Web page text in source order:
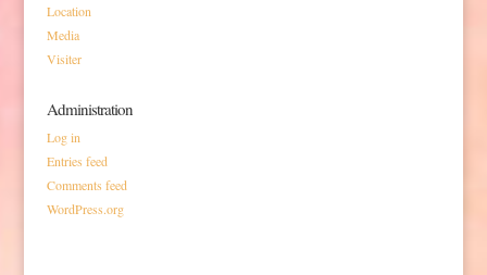
Location
Media
Visiter
Administration
Log in
Entries feed
Comments feed
WordPress.org